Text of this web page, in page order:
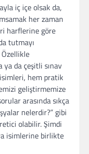
iç içe olsak da,
her zaman
harflerine göre
tutmayı
ya da çeşitli sınav
isimleri, hem pratik
geliştirmemize
arasında sıkça
nelerdir?” gibi
olabilir. Şimdi
isimlerine birlikte